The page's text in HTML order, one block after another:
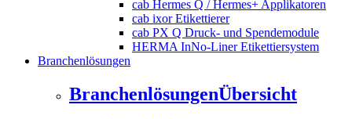
cab Hermes Q / Hermes+ Applikatoren
cab ixor Etikettierer
cab PX Q Druck- und Spendemodule
HERMA InNo-Liner Etikettiersystem
Branchenlösungen
BranchenlösungenÜbersicht